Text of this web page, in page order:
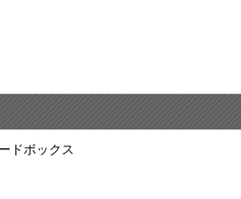
ドボックス